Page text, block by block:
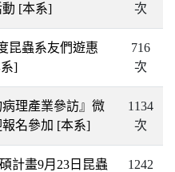
[本系]
次
昆蟲系友們遊惠
]
716
次
理產業參訪』微
名參加 [本系]
1134
次
計畫9月23日昆蟲
1242